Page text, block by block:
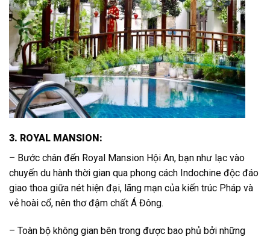
3. ROYAL MANSION:
– Bước chân đến Royal Mansion Hội An, bạn như lạc vào
chuyến du hành thời gian qua phong cách Indochine độc đáo
giao thoa giữa nét hiện đại, lãng mạn của kiến trúc Pháp và
vẻ hoài cổ, nên thơ đậm chất Á Đông.
– Toàn bộ không gian bên trong được bao phủ bởi những